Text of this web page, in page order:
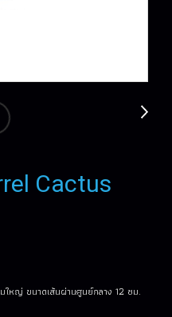
Cactus
ใหญ่ ขนาดเส้นผ่านศูนย์กลาง 12 ซม.